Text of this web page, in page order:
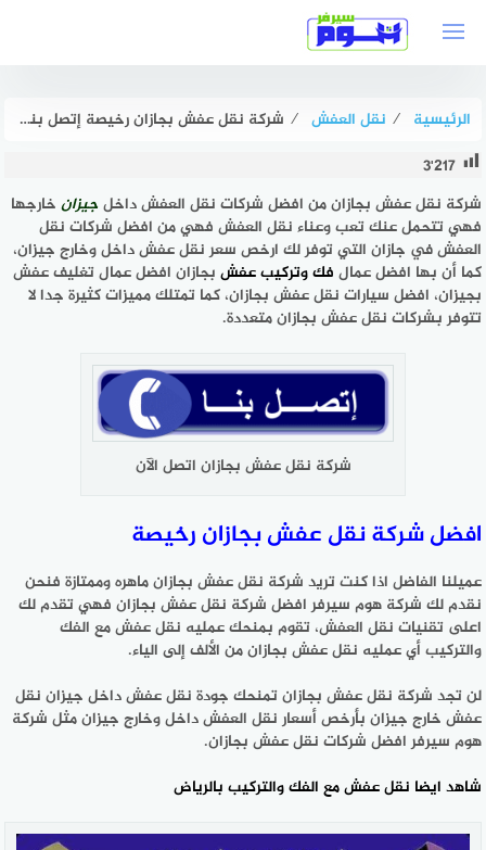
الرئيسية ⁄ نقل العفش ⁄ شركة نقل عفش بجازان رخيصة إتصل بنا الآن بخصم 50% هوم سيرفر
3٬217
شركة نقل عفش بجازان من افضل شركات نقل العفش داخل جيزان خارجها
فهي تتحمل عنك تعب وعناء نقل العفش فهي من افضل شركات نقل
العفش في جازان التي توفر لك ارخص سعر نقل عفش داخل وخارج جيزان،
كما أن بها افضل عمال فك وتركيب عفش بجازان افضل عمال تغليف عفش
بجيزان، افضل سيارات نقل عفش بجازان، كما تمتلك مميزات كثيرة جدا لا
تتوفر بشركات نقل عفش بجازان متعددة.
شركة نقل عفش بجازان اتصل الآن
افضل شركة نقل عفش بجازان رخيصة
عميلنا الفاضل اذا كنت تريد شركة نقل عفش بجازان ماهره وممتازة فنحن
نقدم لك شركة هوم سيرفر افضل شركة نقل عفش بجازان فهي تقدم لك
اعلى تقنيات نقل العفش، تقوم بمنحك عمليه نقل عفش مع الفك
والتركيب أي عمليه نقل عفش بجازان من الألف إلى الياء.
لن تجد شركة نقل عفش بجازان تمنحك جودة نقل عفش داخل جيزان نقل
عفش خارج جيزان بأرخص أسعار نقل العفش داخل وخارج جيزان مثل شركة
هوم سيرفر افضل شركات نقل عفش بجازان.
شاهد ايضا نقل عفش مع الفك والتركيب بالرياض